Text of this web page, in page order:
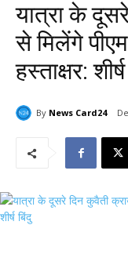
यात्रा के
से मिलेंगे पीएम
हस्ताक्षर:
By News Card24